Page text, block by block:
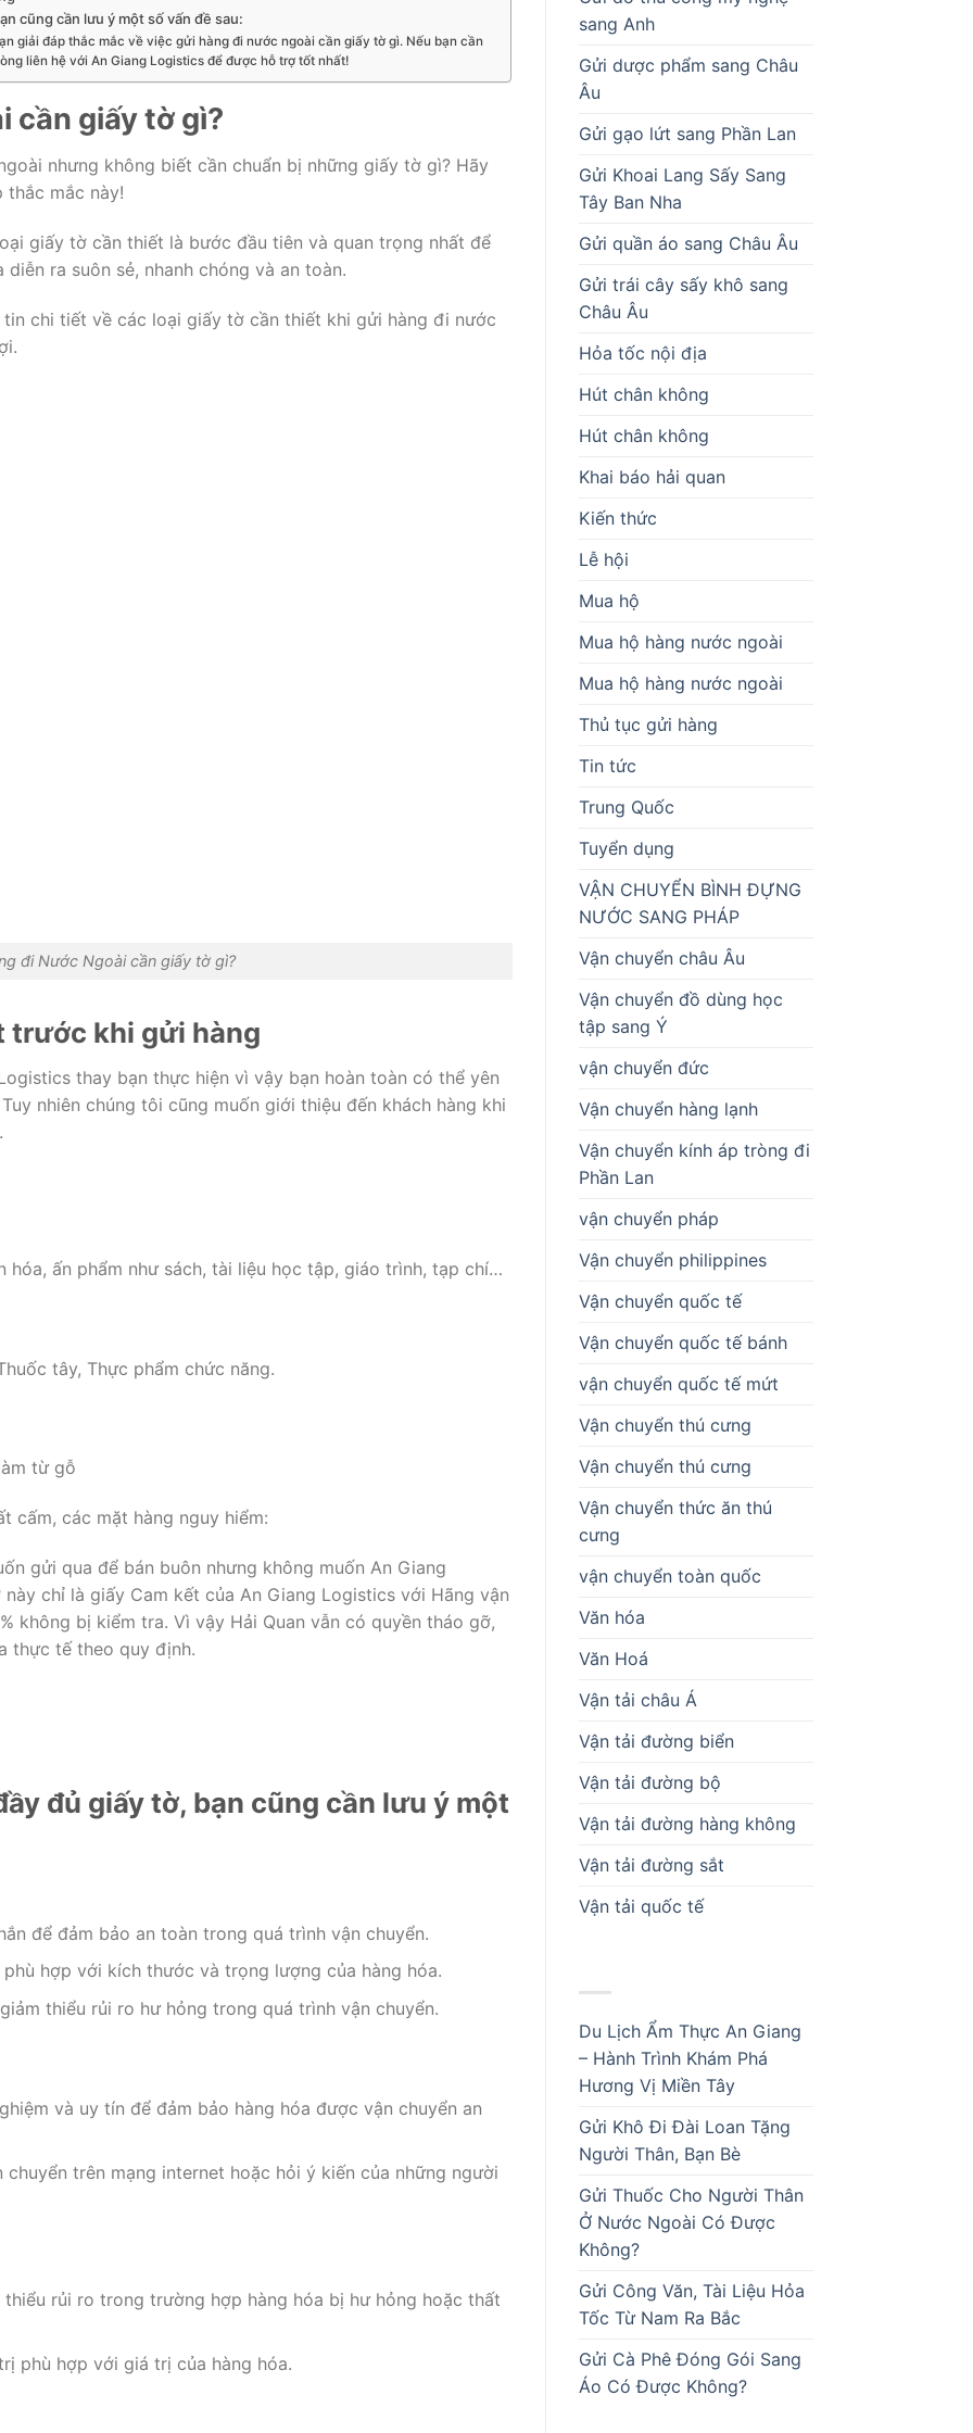
cũng cần lưu ý một số vấn đề sau:
giải đáp thắc mắc về việc gửi hàng đi nước ngoài cần giấy tờ gì. Nếu bạn cần
liên hệ với An Giang Logistics để được hỗ trợ tốt nhất!
cần giấy tờ gì?
nhưng không biết cần chuẩn bị những giấy tờ gì? Hãy
thắc mắc này!
giấy tờ cần thiết là bước đầu tiên và quan trọng nhất để
ra suôn sẻ, nhanh chóng và an toàn.
chi tiết về các loại giấy tờ cần thiết khi gửi hàng đi nước
đi Nước Ngoài cần giấy tờ gì?
trước khi gửi hàng
thay bạn thực hiện vì vậy bạn hoàn toàn có thể yên
nhiên chúng tôi cũng muốn giới thiệu đến khách hàng khi
ấn phẩm như sách, tài liệu học tập, giáo trình, tạp chí…
tây, Thực phẩm chức năng.
từ gỗ
cấm, các mặt hàng nguy hiểm:
gửi qua để bán buôn nhưng không muốn An Giang
chỉ là giấy Cam kết của An Giang Logistics với Hãng vận
không bị kiểm tra. Vì vậy Hải Quan vẫn có quyền tháo gỡ,
thực tế theo quy định.
đủ giấy tờ, bạn cũng cần lưu ý một
để đảm bảo an toàn trong quá trình vận chuyển.
hợp với kích thước và trọng lượng của hàng hóa.
thiểu rủi ro hư hỏng trong quá trình vận chuyển.
và uy tín để đảm bảo hàng hóa được vận chuyển an
chuyển trên mạng internet hoặc hỏi ý kiến của những người
thiểu rủi ro trong trường hợp hàng hóa bị hư hỏng hoặc thất
phù hợp với giá trị của hàng hóa.
sang Anh
Gửi dược phẩm sang Châu
Âu
Gửi gạo lứt sang Phần Lan
Gửi Khoai Lang Sấy Sang
Tây Ban Nha
Gửi quần áo sang Châu Âu
Gửi trái cây sấy khô sang
Châu Âu
Hỏa tốc nội địa
Hút chân không
Hút chân không
Khai báo hải quan
Kiến thức
Lễ hội
Mua hộ
Mua hộ hàng nước ngoài
Mua hộ hàng nước ngoài
Thủ tục gửi hàng
Tin tức
Trung Quốc
Tuyển dụng
VẬN CHUYỂN BÌNH ĐỰNG
NƯỚC SANG PHÁP
Vận chuyển châu Âu
Vận chuyển đồ dùng học
tập sang Ý
vận chuyển đức
Vận chuyển hàng lạnh
Vận chuyển kính áp tròng đi
Phần Lan
vận chuyển pháp
Vận chuyển philippines
Vận chuyển quốc tế
Vận chuyển quốc tế bánh
vận chuyển quốc tế mứt
Vận chuyển thú cưng
Vận chuyển thú cưng
Vận chuyển thức ăn thú
cưng
vận chuyển toàn quốc
Văn hóa
Văn Hoá
Vận tải châu Á
Vận tải đường biển
Vận tải đường bộ
Vận tải đường hàng không
Vận tải đường sắt
Vận tải quốc tế
Du Lịch Ẩm Thực An Giang
– Hành Trình Khám Phá
Hương Vị Miền Tây
Gửi Khô Đi Đài Loan Tặng
Người Thân, Bạn Bè
Gửi Thuốc Cho Người Thân
Ở Nước Ngoài Có Được
Không?
Gửi Công Văn, Tài Liệu Hỏa
Tốc Từ Nam Ra Bắc
Gửi Cà Phê Đóng Gói Sang
Áo Có Được Không?